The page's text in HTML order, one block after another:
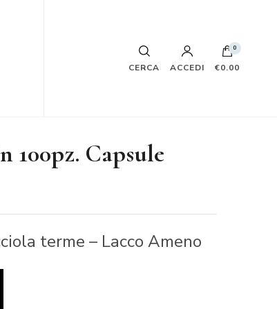
CERCA ACCEDI
0
€0.00
100pz. Capsule
terme – Lacco Ameno